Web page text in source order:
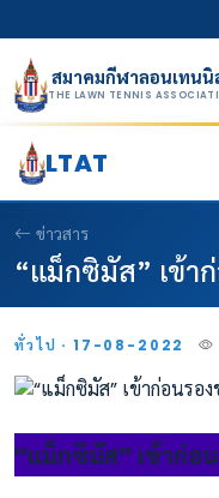
สมาคมกีฬาลอนเทน
THE LAWN TENNIS
LTAT
ข่าวสาร
“แม็กซิมัส” เข้า
ทั่วไป · 17-08-2022
“แม็กซิมัส” เข้าก่อ